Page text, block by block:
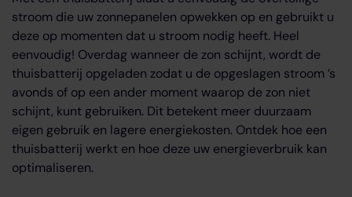
stroom die uw zonnepanelen opwekken op en gebruikt u
deze op momenten dat u stroom nodig heeft. Heel
eenvoudig! Overdag wanneer de zon schijnt, wordt de
thuisbatterij opgeladen zodat u de opgeslagen stroom ’s
avonds of op een ander moment waarop de zon niet
schijnt, kunt gebruiken. Dit betekent meer duurzaam
eigen gebruik en lagere energiekosten. Ontdek hoe een
thuisbatterij werkt en hoe deze uw energieverbruik kan
optimaliseren.